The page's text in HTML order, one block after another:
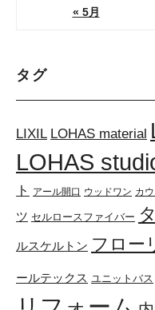
« 5月
タグ
LIXIL LOHAS material
LOHAS
ト
アール開口 ウッドワン カ
ツ セルロースファイバー
ルスケルトン フロー
ールテックス ユニットバス